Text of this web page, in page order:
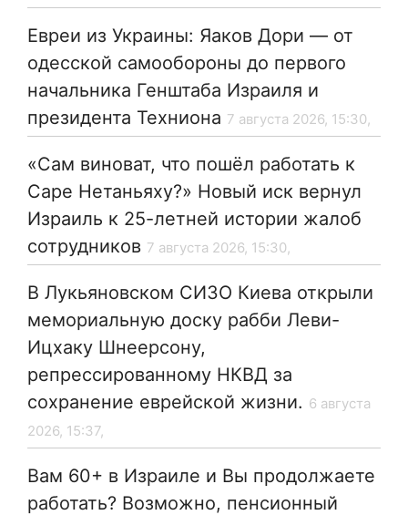
Евреи из Украины: Яаков Дори — от
одесской самообороны до первого
начальника Генштаба Израиля и
президента Техниона 7 августа 2026, 15:30,
«Сам виноват, что пошёл работать к
Саре Нетаньяху?» Новый иск вернул
Израиль к 25-летней истории жалоб
сотрудников 7 августа 2026, 15:30,
В Лукьяновском СИЗО Киева открыли
мемориальную доску рабби Леви-
Ицхаку Шнеерсону,
репрессированному НКВД за
сохранение еврейской жизни. 6 августа
2026, 15:37,
Вам 60+ в Израиле и Вы продолжаете
работать? Возможно, пенсионный